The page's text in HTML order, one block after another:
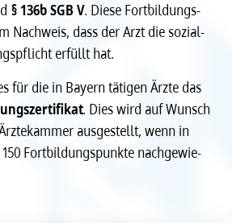
§ 136b SGB V. Diese Fort­bil­dungs­
Nach­weis, dass der Arzt die sozi­al­
erfüllt hat.
für die in Bayern täti­gen Ärzte das
. Dies wird auf Wunsch
ausge­stellt, wenn in
Fort­bil­dungs­punkte nach­ge­wie­